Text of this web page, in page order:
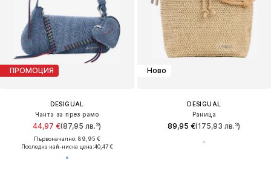
ПРОМОЦИЯ
DESIGUAL
Чанта за през рамо
44,97 €(87,95 лв.³)
Първоначално: 89,95 €
Последна най-ниска цена:40,47 €
Ново
DESIGUAL
Раница
89,95 €(175,93 лв.³)